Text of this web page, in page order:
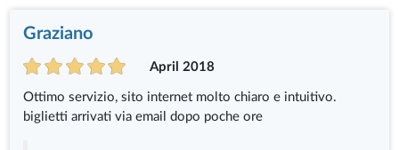
Graziano
April 2018
Ottimo servizio, sito internet molto chiaro e intuitivo.
biglietti arrivati via email dopo poche ore